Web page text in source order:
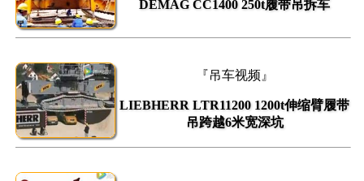
DEMAG CC1400 250t履带吊拆车
『吊车视频』
LIEBHERR LTR11200 1200t伸缩臂履带
吊跨越6米宽深坑